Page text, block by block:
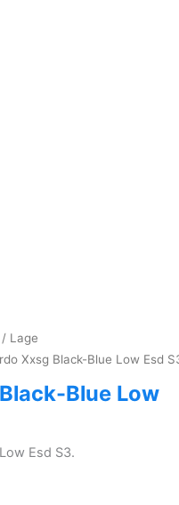
/ Lage
Xxsg Black-Blue Low Esd
Blue Low
Esd S3.